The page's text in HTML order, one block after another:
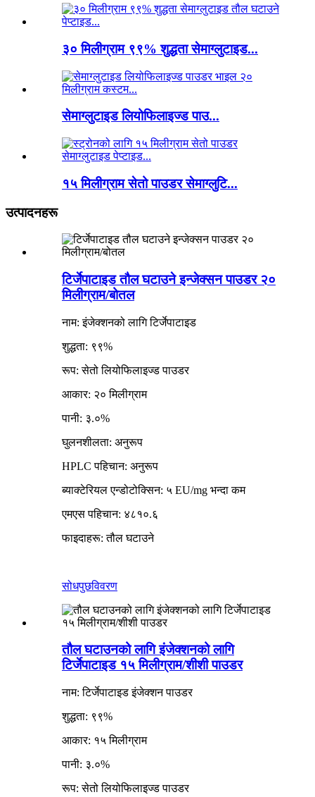
३० मिलीग्राम ९९% शुद्धता सेमाग्लुटाइड...
सेमाग्लुटाइड लियोफिलाइज्ड पाउ...
१५ मिलीग्राम सेतो पाउडर सेमाग्लुटि...
उत्पादनहरू
टिर्जेपाटाइड तौल घटाउने इन्जेक्सन पाउडर २०
मिलीग्राम/बोतल
नाम: इंजेक्शनको लागि टिर्जेपाटाइड
शुद्धता: ९९%
रूप: सेतो लियोफिलाइज्ड पाउडर
आकार: २० मिलीग्राम
पानी: ३.०%
घुलनशीलता: अनुरूप
HPLC पहिचान: अनुरूप
ब्याक्टेरियल एन्डोटोक्सिन: ५ EU/mg भन्दा कम
एमएस पहिचान: ४८१०.६
फाइदाहरू: तौल घटाउने
सोधपुछविवरण
तौल घटाउनको लागि इंजेक्शनको लागि
टिर्जेपाटाइड १५ मिलीग्राम/शीशी पाउडर
नाम: टिर्जेपाटाइड इंजेक्शन पाउडर
शुद्धता: ९९%
आकार: १५ मिलीग्राम
पानी: ३.०%
रूप: सेतो लियोफिलाइज्ड पाउडर